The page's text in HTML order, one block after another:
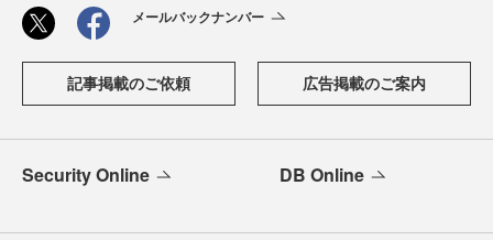
メールバックナンバー
記事掲載のご依頼 広告掲載のご案内
Security Online DB Online